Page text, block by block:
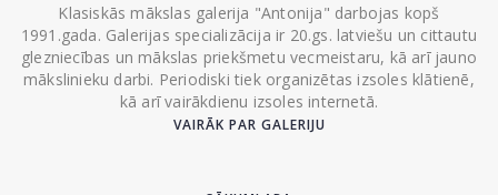
Klasiskās mākslas galerija "Antonija" darbojas kopš
1991.gada. Galerijas specializācija ir 20.gs. latviešu un cittautu
glezniecības un mākslas priekšmetu vecmeistaru, kā arī jauno
mākslinieku darbi. Periodiski tiek organizētas izsoles klātienē,
kā arī vairākdienu izsoles internetā.
VAIRĀK PAR GALERIJU